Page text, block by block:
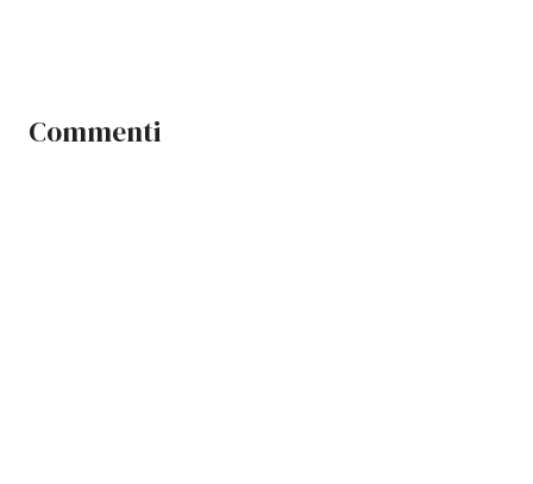
Commenti